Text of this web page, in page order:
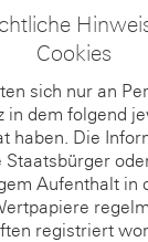
Cookies
sich nur an
in dem folgend
haben. Die
Aufenthalt in
registriert